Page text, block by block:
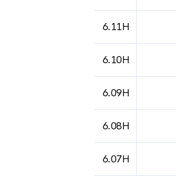
6.11H
6.10H
6.09H
6.08H
6.07H